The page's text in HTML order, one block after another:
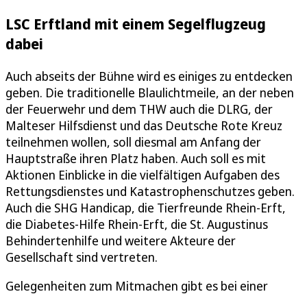
LSC Erftland mit einem Segelflugzeug
dabei
Auch abseits der Bühne wird es einiges zu entdecken
geben. Die traditionelle Blaulichtmeile, an der neben
der Feuerwehr und dem THW auch die DLRG, der
Malteser Hilfsdienst und das Deutsche Rote Kreuz
teilnehmen wollen, soll diesmal am Anfang der
Hauptstraße ihren Platz haben. Auch soll es mit
Aktionen Einblicke in die vielfältigen Aufgaben des
Rettungsdienstes und Katastrophenschutzes geben.
Auch die SHG Handicap, die Tierfreunde Rhein-Erft,
die Diabetes-Hilfe Rhein-Erft, die St. Augustinus
Behindertenhilfe und weitere Akteure der
Gesellschaft sind vertreten.
Gelegenheiten zum Mitmachen gibt es bei einer